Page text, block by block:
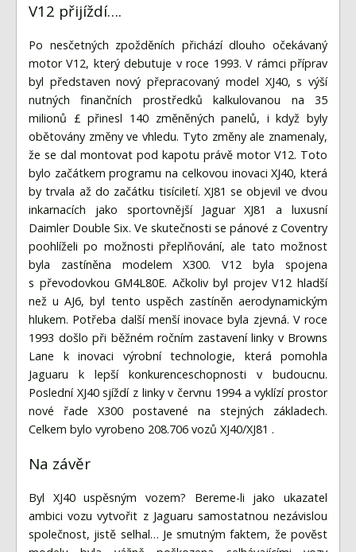
V12 přijíždí….
Po nesčetných zpožděních přichází dlouho očekávaný
motor V12, který debutuje v roce 1993. V rámci příprav
byl představen nový přepracovaný model XJ40, s výší
nutných finančních prostředků kalkulovanou na 35
milionů £ přinesl 140 změněných panelů, i když byly
obětovány změny ve vhledu. Tyto změny ale znamenaly,
že se dal montovat pod kapotu právě motor V12. Toto
bylo začátkem programu na celkovou inovaci XJ40, která
by trvala až do začátku tisíciletí. XJ81 se objevil ve dvou
inkarnacích jako sportovnější Jaguar XJ81 a luxusní
Daimler Double Six. Ve skutečnosti se pánové z Coventry
poohlíželi po možnosti přeplňování, ale tato možnost
byla zastíněna modelem X300. V12 byla spojena
s převodovkou GM4L80E. Ačkoliv byl projev V12 hladší
než u AJ6, byl tento uspěch zastíněn aerodynamickým
hlukem. Potřeba další menší inovace byla zjevná. V roce
1993 došlo při běžném ročním zastavení linky v Browns
Lane k inovaci výrobní technologie, která pomohla
Jaguaru k lepší konkurenceschopnosti v budoucnu.
Poslední XJ40 sjíždí z linky v červnu 1994 a vyklízí prostor
nové řade X300 postavené na stejných základech.
Celkem bylo vyrobeno 208.706 vozů XJ40/XJ81 .
Na závěr
Byl XJ40 uspěsným vozem? Bereme-li jako ukazatel
ambici vozu vytvořit z Jaguaru samostatnou nezávislou
společnost, jistě selhal… Je smutným faktem, že pověst